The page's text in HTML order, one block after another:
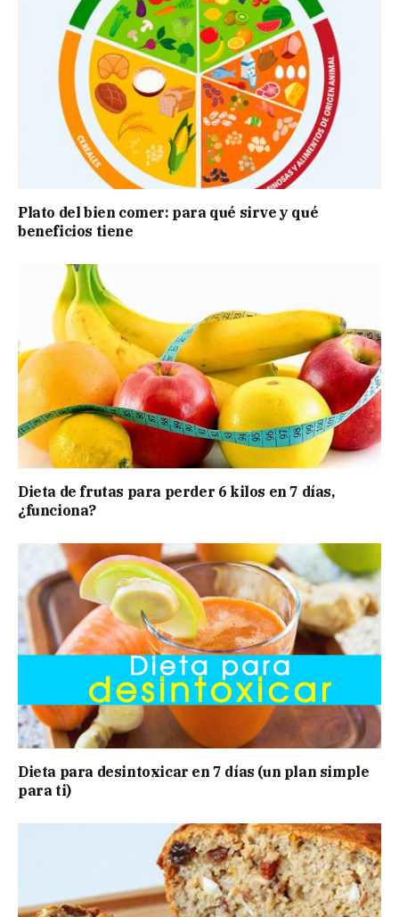
Plato del bien comer: para qué sirve y qué
beneficios tiene
Dieta de frutas para perder 6 kilos en 7 días,
¿funciona?
Dieta para desintoxicar en 7 días (un plan simple
para ti)